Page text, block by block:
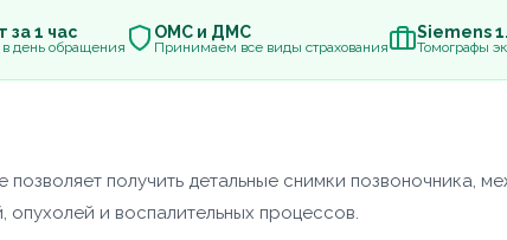
за 1 час
день обращения
ОМС и ДМС
Принимаем все виды страхования
Siemens
Томографы
получить детальные снимки позвоночника,
опухолей и воспалительных процессов.